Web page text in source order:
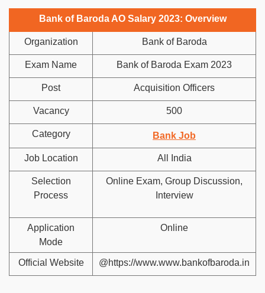
Bank of Baroda AO Salary 2023: Overview
Organization Bank of Baroda
Exam Name Bank of Baroda Exam 2023
Post Acquisition Officers
Vacancy 500
Category Bank Job
Job Location All India
Selection
Process
Online Exam, Group Discussion,
Interview
Application
Mode
Online
Official Website @https://www.www.bankofbaroda.in